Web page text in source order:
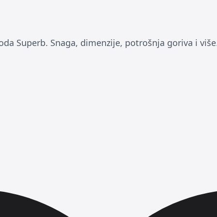
Superb. Snaga, dimenzije, potrošnja goriva i